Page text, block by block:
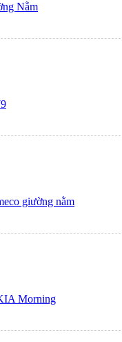
Nằm
giường nằm
Morning